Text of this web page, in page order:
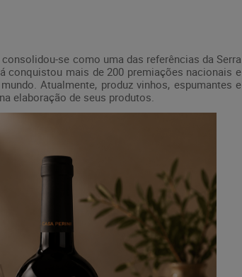
se como uma das referências da Serra
conquistou mais de 200 premiações nacionais e
Atualmente, produz vinhos, espumantes e
elaboração de seus produtos.